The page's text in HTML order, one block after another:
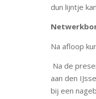
dun lijntje
Na afloop
Na de
aan den
bij een